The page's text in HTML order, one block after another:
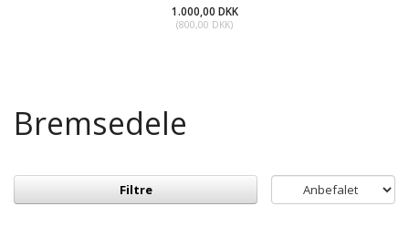
1.000,00 DKK
(800,00 DKK)
Bremsedele
Filtre